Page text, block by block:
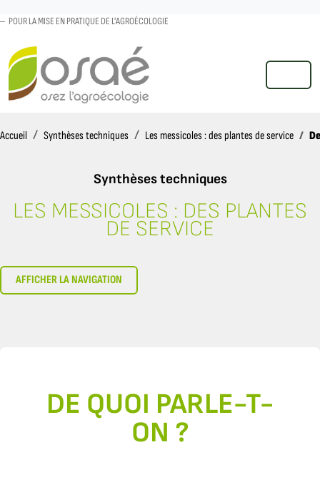
POUR LA MISE EN PRATIQUE DE L'AGROÉCOLOGIE
MENU
Accueil AccueilSynthèses techniques Les messicoles : des plantes de service
Synthèses techniques
DE QUOI PARLE-T-ON ?
LES MESSICOLES : DES PLANTES
DE SERVICE
AFFICHER LA NAVIGATION
DE QUOI PARLE-T-
ON ?